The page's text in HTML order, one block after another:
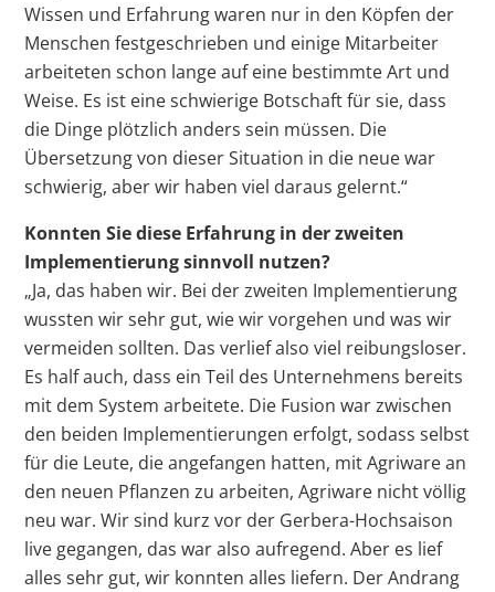
Wissen und Erfahrung waren nur in den Köpfen der
Menschen festgeschrieben und einige Mitarbeiter
arbeiteten schon lange auf eine bestimmte Art und
Weise. Es ist eine schwierige Botschaft für sie, dass
die Dinge plötzlich anders sein müssen. Die
Übersetzung von dieser Situation in die neue war
schwierig, aber wir haben viel daraus gelernt.“
Konnten Sie diese Erfahrung in der zweiten
Implementierung sinnvoll nutzen?
„Ja, das haben wir. Bei der zweiten Implementierung
wussten wir sehr gut, wie wir vorgehen und was wir
vermeiden sollten. Das verlief also viel reibungsloser.
Es half auch, dass ein Teil des Unternehmens bereits
mit dem System arbeitete. Die Fusion war zwischen
den beiden Implementierungen erfolgt, sodass selbst
für die Leute, die angefangen hatten, mit Agriware an
den neuen Pflanzen zu arbeiten, Agriware nicht völlig
neu war. Wir sind kurz vor der Gerbera-Hochsaison
live gegangen, das war also aufregend. Aber es lief
alles sehr gut, wir konnten alles liefern. Der Andrang